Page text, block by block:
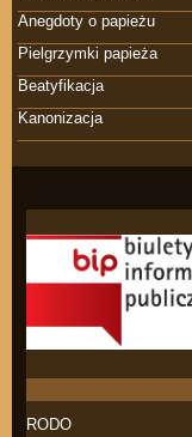
Anegdoty o papieżu
Pielgrzymki papieża
Beatyfikacja
Kanonizacja
RODO